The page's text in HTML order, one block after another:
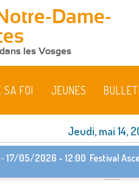
Dame-
les Vosges
SA FOI JEUNES
Jeudi, mai 14,
-17/05/2026 - 12:00 Festival